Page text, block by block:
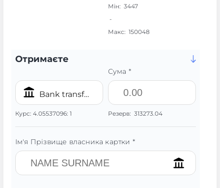
Мін: 3447
-
Макс: 150048
Отримаєте
Bank transfer/IBAN PLN
Курс: 4.05537096: 1
Сума *
Резерв: 313273.04
Ім'я Прізвище власника картки *